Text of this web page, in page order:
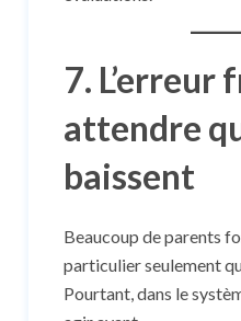
7. L’erreur
attendre
baissent
Beaucoup de parents
particulier seulement
Pourtant, dans le